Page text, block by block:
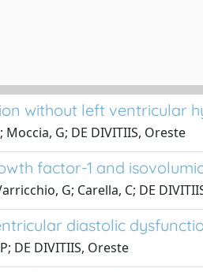
without left ventricular
Moccia, G; DE DIVITIIS, Oreste
factor-1 and
G; Carella, C; DE
diastolic
DE DIVITIIS, Oreste